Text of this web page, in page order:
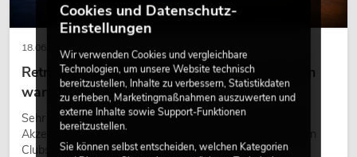
18.06.2026
Retro-Licht im modernen Lichtdesign: Warum
warmes Licht wieder wirkt
Sehr warmes Licht, sichtbare Leuchtflächen und farbige
Akzente prägen viele aktuelle Lichtdesigns auf Bühnen, in
Clubs und bei Events. Retro-Licht ist dabei kein rein
Cookies und Datenschutz-
Einstellungen
Wir verwenden Cookies und vergleichbare
Technologien, um unsere Website technisch
bereitzustellen, Inhalte zu verbessern, Statistikdaten
zu erheben, Marketingmaßnahmen auszuwerten und
externe Inhalte sowie Support-Funktionen
bereitzustellen.
Sie können selbst entscheiden, welchen Kategorien